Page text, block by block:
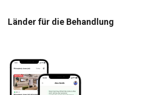
Länder für die Behandlung